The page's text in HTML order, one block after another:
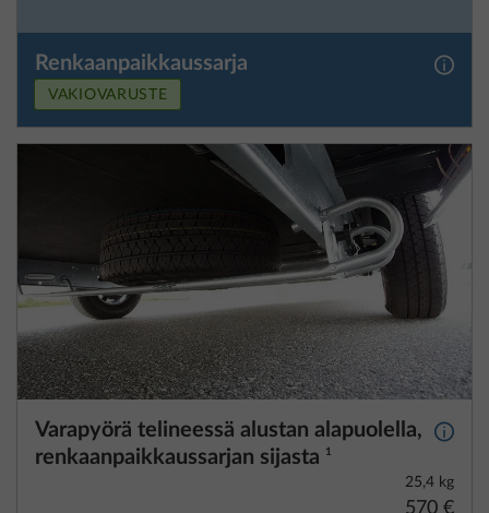
Renkaanpaikkaussarja
VAKIOVARUSTE
Varapyörä telineessä alustan alapuolella,
renkaanpaikkaussarjan sijasta
1
25,4 kg
570 €